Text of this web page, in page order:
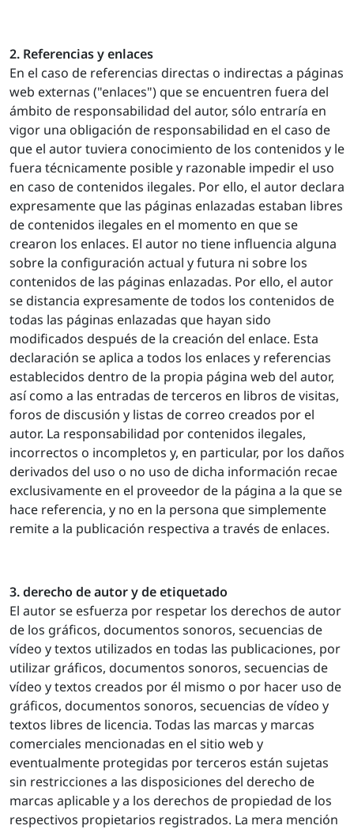
2. Referencias y enlaces
En el caso de referencias directas o indirectas a páginas
web externas ("enlaces") que se encuentren fuera del
ámbito de responsabilidad del autor, sólo entraría en
vigor una obligación de responsabilidad en el caso de
que el autor tuviera conocimiento de los contenidos y le
fuera técnicamente posible y razonable impedir el uso
en caso de contenidos ilegales. Por ello, el autor declara
expresamente que las páginas enlazadas estaban libres
de contenidos ilegales en el momento en que se
crearon los enlaces. El autor no tiene influencia alguna
sobre la configuración actual y futura ni sobre los
contenidos de las páginas enlazadas. Por ello, el autor
se distancia expresamente de todos los contenidos de
todas las páginas enlazadas que hayan sido
modificados después de la creación del enlace. Esta
declaración se aplica a todos los enlaces y referencias
establecidos dentro de la propia página web del autor,
así como a las entradas de terceros en libros de visitas,
foros de discusión y listas de correo creados por el
autor. La responsabilidad por contenidos ilegales,
incorrectos o incompletos y, en particular, por los daños
derivados del uso o no uso de dicha información recae
exclusivamente en el proveedor de la página a la que se
hace referencia, y no en la persona que simplemente
remite a la publicación respectiva a través de enlaces.
3. derecho de autor y de etiquetado
El autor se esfuerza por respetar los derechos de autor
de los gráficos, documentos sonoros, secuencias de
vídeo y textos utilizados en todas las publicaciones, por
utilizar gráficos, documentos sonoros, secuencias de
vídeo y textos creados por él mismo o por hacer uso de
gráficos, documentos sonoros, secuencias de vídeo y
textos libres de licencia. Todas las marcas y marcas
comerciales mencionadas en el sitio web y
eventualmente protegidas por terceros están sujetas
sin restricciones a las disposiciones del derecho de
marcas aplicable y a los derechos de propiedad de los
respectivos propietarios registrados. La mera mención